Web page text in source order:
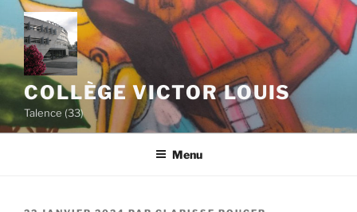
Aller
au
contenu
principal
COLLÈGE VICTOR LOUIS
Talence (33)
Menu